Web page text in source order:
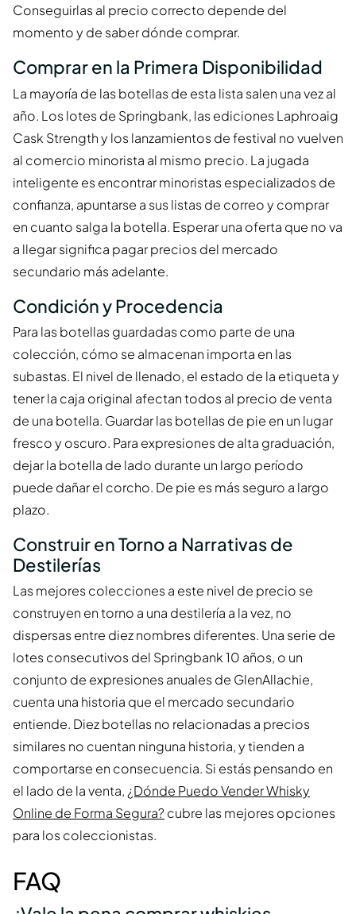
Conseguirlas al precio correcto depende del
momento y de saber dónde comprar.
Comprar en la Primera Disponibilidad
La mayoría de las botellas de esta lista salen una vez al
año. Los lotes de Springbank, las ediciones Laphroaig
Cask Strength y los lanzamientos de festival no vuelven
al comercio minorista al mismo precio. La jugada
inteligente es encontrar minoristas especializados de
confianza, apuntarse a sus listas de correo y comprar
en cuanto salga la botella. Esperar una oferta que no va
a llegar significa pagar precios del mercado
secundario más adelante.
Condición y Procedencia
Para las botellas guardadas como parte de una
colección, cómo se almacenan importa en las
subastas. El nivel de llenado, el estado de la etiqueta y
tener la caja original afectan todos al precio de venta
de una botella. Guardar las botellas de pie en un lugar
fresco y oscuro. Para expresiones de alta graduación,
dejar la botella de lado durante un largo período
puede dañar el corcho. De pie es más seguro a largo
plazo.
Construir en Torno a Narrativas de
Destilerías
Las mejores colecciones a este nivel de precio se
construyen en torno a una destilería a la vez, no
dispersas entre diez nombres diferentes. Una serie de
lotes consecutivos del Springbank 10 años, o un
conjunto de expresiones anuales de GlenAllachie,
cuenta una historia que el mercado secundario
entiende. Diez botellas no relacionadas a precios
similares no cuentan ninguna historia, y tienden a
comportarse en consecuencia. Si estás pensando en
el lado de la venta, ¿Dónde Puedo Vender Whisky
Online de Forma Segura? cubre las mejores opciones
para los coleccionistas.
FAQ